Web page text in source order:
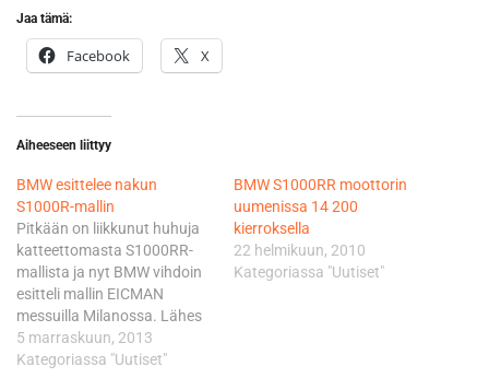
Jaa tämä:
Facebook X
Aiheeseen liittyy
BMW esittelee nakun
S1000R-mallin
Pitkään on liikkunut huhuja
katteettomasta S1000RR-
mallista ja nyt BMW vihdoin
esitteli mallin EICMAN
messuilla Milanossa. Lähes
tuhatkuutiosta (999 cc)
rivinelosta on muokattu
5 marraskuun, 2013
Kategoriassa "Uutiset"
BMW S1000RR moottorin
uumenissa 14 200
kierroksella
22 helmikuun, 2010
Kategoriassa "Uutiset"